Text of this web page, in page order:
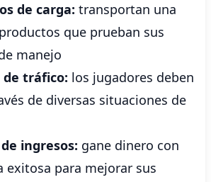
de carga: transportan una
que prueban sus
manejo
de tráfico: los jugadores deben
de diversas situaciones de
ingresos: gane dinero con
exitosa para mejorar sus